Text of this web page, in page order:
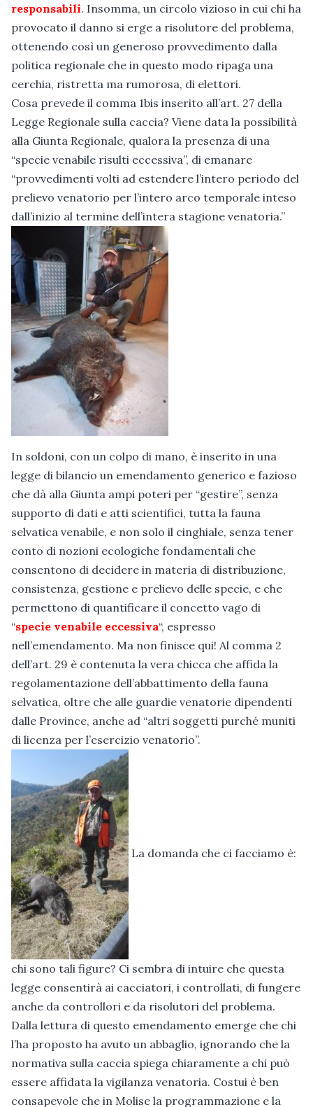
responsabili. Insomma, un circolo vizioso in cui chi ha
provocato il danno si erge a risolutore del problema,
ottenendo così un generoso provvedimento dalla
politica regionale che in questo modo ripaga una
cerchia, ristretta ma rumorosa, di elettori.
Cosa prevede il comma 1bis inserito all’art. 27 della
Legge Regionale sulla caccia? Viene data la possibilità
alla Giunta Regionale, qualora la presenza di una
“specie venabile risulti eccessiva”, di emanare
“provvedimenti volti ad estendere l’intero periodo del
prelievo venatorio per l’intero arco temporale inteso
dall’inizio al termine dell’intera stagione venatoria.”
In soldoni, con un colpo di mano, è inserito in una
legge di bilancio un emendamento generico e fazioso
che dà alla Giunta ampi poteri per “gestire”, senza
supporto di dati e atti scientifici, tutta la fauna
selvatica venabile, e non solo il cinghiale, senza tener
conto di nozioni ecologiche fondamentali che
consentono di decidere in materia di distribuzione,
consistenza, gestione e prelievo delle specie, e che
permettono di quantificare il concetto vago di
“specie venabile eccessiva“, espresso
nell’emendamento. Ma non finisce qui! Al comma 2
dell’art. 29 è contenuta la vera chicca che affida la
regolamentazione dell’abbattimento della fauna
selvatica, oltre che alle guardie venatorie dipendenti
dalle Province, anche ad “altri soggetti purché muniti
di licenza per l’esercizio venatorio”.
La domanda che ci facciamo è:
chi sono tali figure? Ci sembra di intuire che questa
legge consentirà ai cacciatori, i controllati, di fungere
anche da controllori e da risolutori del problema.
Dalla lettura di questo emendamento emerge che chi
l’ha proposto ha avuto un abbaglio, ignorando che la
normativa sulla caccia spiega chiaramente a chi può
essere affidata la vigilanza venatoria. Costui è ben
consapevole che in Molise la programmazione e la